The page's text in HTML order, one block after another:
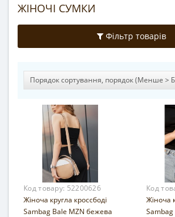
ЖІНОЧІ СУМКИ
Фільтр товарів
Код товару: 52200626
Жіноча кругла кроссбоді
Sambag Bale MZN бежева
Код
Жіноча